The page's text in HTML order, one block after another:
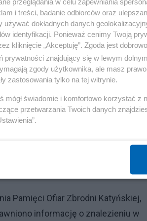
się sprawą na wniosek grupy
społeczni", popartą
roku do szefa MSWiA, a stamtąd
że Polska wraca do
Zmiana na charakter
- zaznaczyło
ani konieczności
resort.
Pamięci Ofiar Zbrodni Katyńskiej,
informację o znalezieniu w
i treści, badanie odbiorców oraz
dokładnych danych
identyfikacji. Ponieważ cenimy Twoją
kliknięcie „Akceptuję”. Zgoda jest
znajdujący się w lewym
zgody użytkownika, ale masz
zastosowania tylko na tej witrynie.
mógł świadomie i komfortowo korzystać z
przetwarzania Twoich danych